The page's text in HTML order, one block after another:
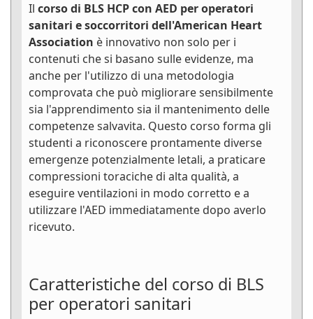
Il corso di BLS HCP con AED per operatori
sanitari e soccorritori dell'American Heart
Association è innovativo non solo per i
contenuti che si basano sulle evidenze, ma
anche per l'utilizzo di una metodologia
comprovata che può migliorare sensibilmente
sia l'apprendimento sia il mantenimento delle
competenze salvavita. Questo corso forma gli
studenti a riconoscere prontamente diverse
emergenze potenzialmente letali, a praticare
compressioni toraciche di alta qualità, a
eseguire ventilazioni in modo corretto e a
utilizzare l'AED immediatamente dopo averlo
ricevuto.
Caratteristiche del corso di BLS
per operatori sanitari